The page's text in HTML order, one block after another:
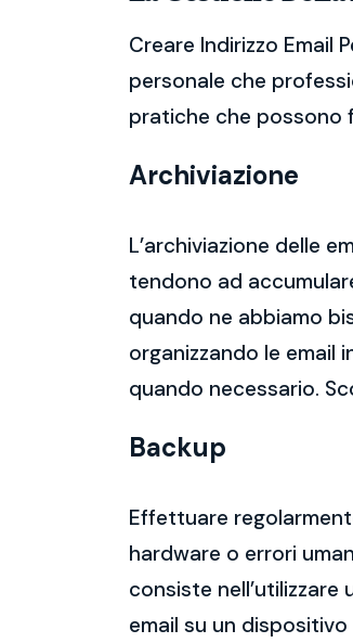
Creare Indirizzo Email
personale che
pratiche che possono
Archiviazione
L’archiviazione delle
tendono ad
quando ne abbiamo
organizzando le email
quando necessario.
Backup
Effettuare
hardware o errori
consiste
email su un